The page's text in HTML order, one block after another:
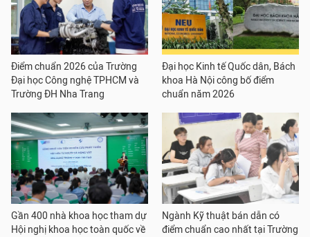
Điểm chuẩn 2026 của Trường
Đại học Công nghệ TPHCM và
Trường ĐH Nha Trang
Đại học Kinh tế Quốc dân, Bách
khoa Hà Nội công bố điểm
chuẩn năm 2026
Gần 400 nhà khoa học tham dự
Hội nghị khoa học toàn quốc về
Ngành Kỹ thuật bán dẫn có
điểm chuẩn cao nhất tại Trường